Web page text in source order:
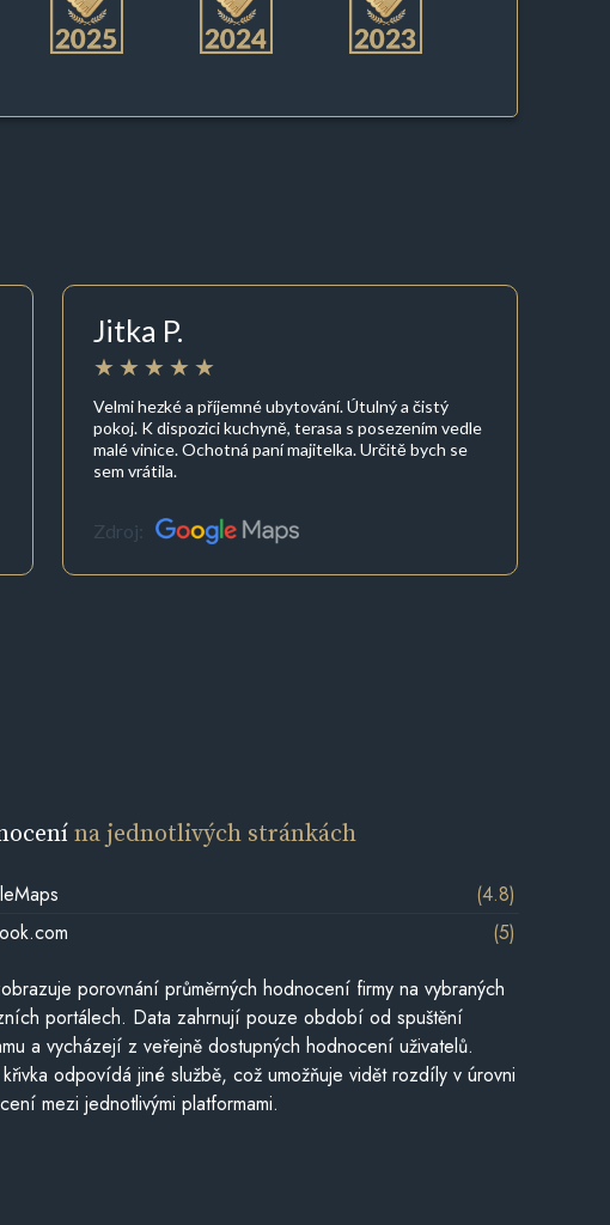
Jitka P.
Velmi hezké a příjemné ubytování. Útulný a čistý
pokoj. K dispozici kuchyně, terasa s posezením vedle
malé vinice. Ochotná paní majitelka. Určitě bych se
sem vrátila.
Zdroj:
na jednotlivých stránkách
(4.8)
(5)
porovnání průměrných hodnocení firmy na vybraných
portálech. Data zahrnují pouze období od spuštění
a vycházejí z veřejně dostupných hodnocení uživatelů.
křivka odpovídá jiné službě, což umožňuje vidět rozdíly v úrovni
mezi jednotlivými platformami.